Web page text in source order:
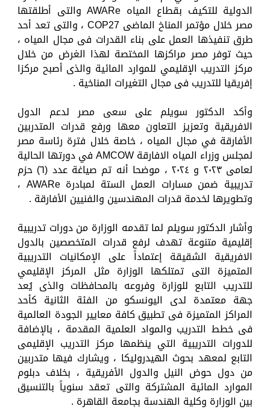
الدولية للتكيف بقطاع المياه AWARe والتى أطلقتها
مصر خلال مؤتمر المناخ الماضى COP27 ، والتى تعد أحد
طرق تنفيذها العمل على بناء القدرات فى مجال المياه ،
حيث توفر مصر مراكزها المختصة لهذا الغرض من خلال
مركز التدريب الإقليمي للموارد المائية والذى أصبح مركزا
إفريقيا للتدريب فى مجال التغيرات المناخية .
وأكد الدكتور سويلم على سعى مصر لدعم الدول
الافريقية وتعزيز التعاون معها ورفع قدرات المتدربين
الأفارقة في مجال المياه ، خاصة خلال فترة رئاسة مصر
لمجلس وزراء المياه الافارقة AMCOW في دورتها الحالية
لعامى ٢٠٢٣ و ٢٠٢٤ ، موضحا أنه تم صياغة عدد (٦) حزم
تدريبية ضمن مسارات العمل الستة لمبادرة AWARe ،
وتطويرها لخدمة قدرات المهندسين والفنيين الأفارقة .
وأشار الدكتور سويلم لما تقدمه الوزارة من دورات تدريبية
إقليمية متنوعة تهدف لرفع قدرات المتخصصين بالدول
الافريقية الشقيقة إعتماداً على الإمكانيات التدريبية
المتميزة التى تمتلكها الوزارة مثل المركز الإقليمي
للتدريب التابع للوزارة وفروعه بالمحافظات والذى يُعد
جهة معتمدة لدى اليونسكو من الفئة الثانية كأحد
المراكز المتميزة فى تطبيق كافة معايير الجودة العالمية
فى خطط التدريب والمواد العلمية المقدمة ، بالإضافة
للدورات التدريبية التي ينظمها مركز التدريب الإقليمى
التابع لمعهد بحوث الهيدروليكا ، ويشارك فيها متدربين
من دول حوض النيل والدول الأفريقية ، بخلاف دبلوم
الموارد المائية المشتركة والتى تعقد سنوياً بالتنسيق
بين الوزارة وكلية الهندسة بجامعة القاهرة .